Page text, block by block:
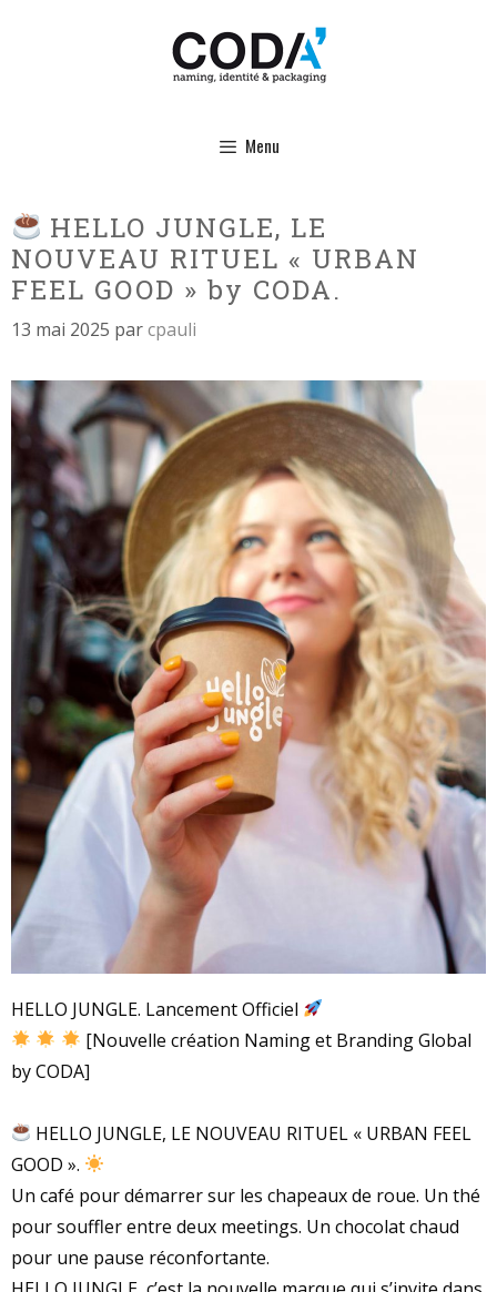
Menu
HELLO JUNGLE, LE
NOUVEAU RITUEL « URBAN
FEEL GOOD » by CODA.
13 mai 2025 parcpauli
HELLO JUNGLE. Lancement Officiel
[Nouvelle création Naming et Branding Global
by CODA]
HELLO JUNGLE, LE NOUVEAU RITUEL « URBAN FEEL
GOOD ».
Un café pour démarrer sur les chapeaux de roue. Un thé
pour souffler entre deux meetings. Un chocolat chaud
pour une pause réconfortante.